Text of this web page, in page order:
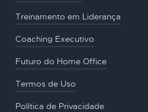
Treinamento em Liderança
Coaching Executivo
Futuro do Home Office
Termos de Uso
Política de Privacidade